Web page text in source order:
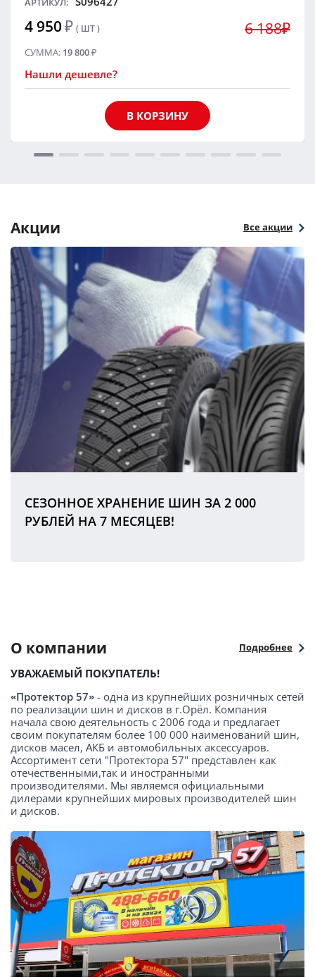
4 950₽ ( ШТ ) 6 188₽
СУММА: 19 800₽
Нашли дешевле?
В КОРЗИНУ
Акции Все акции
СЕЗОННОЕ ХРАНЕНИЕ ШИН ЗА 2 000
РУБЛЕЙ НА 7 МЕСЯЦЕВ!
О компании Подробнее
УВАЖАЕМЫЙ ПОКУПАТЕЛЬ!
«Протектор 57» - одна из крупнейших розничных сетей
по реализации шин и дисков в г.Орёл. Компания
начала свою деятельность с 2006 года и предлагает
своим покупателям более 100 000 наименований шин,
дисков масел, АКБ и автомобильных аксессуаров.
Ассортимент сети "Протектора 57" представлен как
отечественными,так и иностранными
производителями. Мы являемся официальными
дилерами крупнейших мировых производителей шин
и дисков.